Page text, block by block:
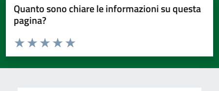
Quanto sono chiare le informazioni su questa
pagina?
Valuta da 1 a 5 stelle la pagina
Valuta 5 stelle su 5
Valuta 4 stelle su 5
Valuta 3 stelle su 5
Valuta 2 stelle su 5
Valuta 1 stelle su 5